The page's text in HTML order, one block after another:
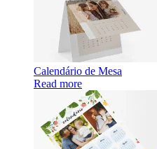
Calendário de Mesa
Read more